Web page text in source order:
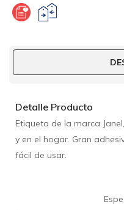
Detalle Producto
Etiqueta de la marca
y en el hogar. Gran
fácil de usar.